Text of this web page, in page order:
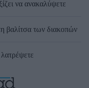
να ανακαλύψετε
βαλίτσα των διακοπών